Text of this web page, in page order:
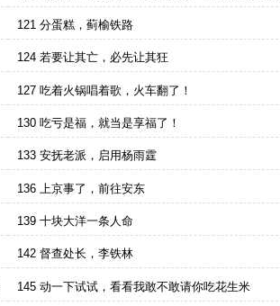
这里当自己家了？
121 分蛋糕，蓟榆铁路
124 若要让其亡，必先让其狂
127 吃着火锅唱着歌，火车翻了！
130 吃亏是福，就当是享福了！
133 安抚老派，启用杨雨霆
136 上京事了，前往安东
139 十块大洋一条人命
142 督查处长，李铁林
145 动一下试试，看看我敢不敢请你吃花生米